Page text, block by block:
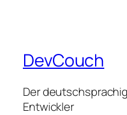
DevCouch
Der
Entwickler